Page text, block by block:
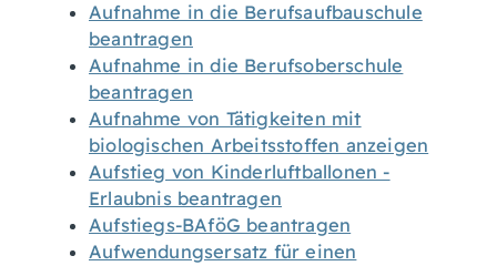
Aufnahme in die Berufsaufbauschule
beantragen
Aufnahme in die Berufsoberschule
beantragen
Aufnahme von Tätigkeiten mit
biologischen Arbeitsstoffen anzeigen
Aufstieg von Kinderluftballonen -
Erlaubnis beantragen
Aufstiegs-BAföG beantragen
Aufwendungsersatz für einen